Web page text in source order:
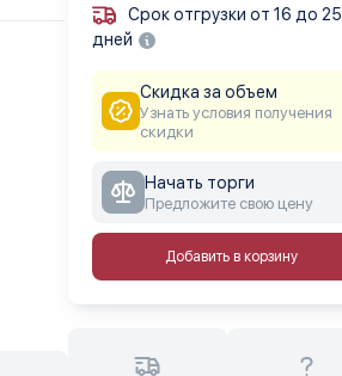
Срок отгрузки от 16 до 25
дней
Скидка за объем
Узнать условия получения
скидки
Начать торги
Предложите свою цену
Добавить в корзину